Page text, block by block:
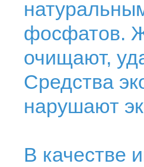
фосфатов.
очищают,
Средства
нарушают
В качестве